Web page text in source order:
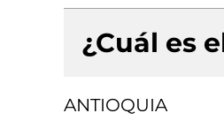
¿Cuál es
ANTIOQUIA